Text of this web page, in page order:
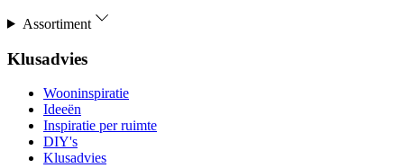
Assortiment
Klusadvies
Wooninspiratie
Ideeën
Inspiratie per ruimte
DIY's
Klusadvies